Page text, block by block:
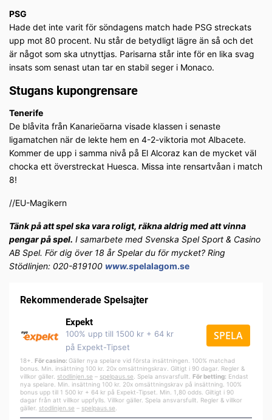
PSG
Hade det inte varit för söndagens match hade PSG streckats
upp mot 80 procent. Nu står de betydligt lägre än så och det
är något som ska utnyttjas. Parisarna står inte för en lika svag
insats som senast utan tar en stabil seger i Monaco.
Stugans kupongrensare
Tenerife
De blåvita från Kanarieöarna visade klassen i senaste
ligamatchen när de lekte hem en 4-2-viktoria mot Albacete.
Kommer de upp i samma nivå på El Alcoraz kan de mycket väl
chocka ett överstreckat Huesca. Missa inte rensartvåan i match
8!
//EU-Magikern
Tänk på att spel ska vara roligt, räkna aldrig med att vinna
pengar på spel. I samarbete med Svenska Spel Sport & Casino
AB Spel. För dig över 18 år Spelar du för mycket? Ring
Stödlinjen: 020-819100 www.spelalagom.se
Rekommenderade Spelsajter
Expekt
100% upp till 1500 kr + 64 kr
på Expekt-Tipset
SPELA
18+. För casino: Gäller nya spelare vid första insättningen. 100% matchad
bonus. Min. insättning 100 kr. 20x omsättningskrav. Giltigt i 90 dagar. Regler &
villkor gäller. stodlinjen.se – spelpaus.se . Spela ansvarsfullt. För betting: Endast
nya spelare. Min. insättning 100 kr. 20x omsättningskrav på insättning. 100%
bonus upp till 1 500 kr + 64 kr på Expekt-Tipset. Min. 1,80 odds. Giltigt i 90
dagar från att villkor uppfylls. Villkor gäller. Spela ansvarsfullt. Regler & villkor
gäller. stodlinjen.se – spelpaus.se